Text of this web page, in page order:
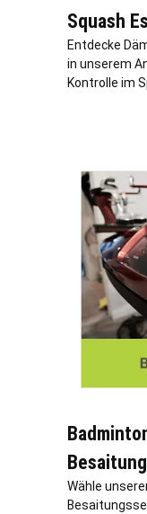
Squash
Entdecke
in unserem
Kontrolle im
Wähle